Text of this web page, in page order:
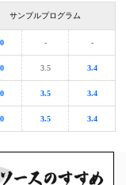
サンプルプログラム
- -
3.5 3.4
3.5 3.4
3.5 3.4